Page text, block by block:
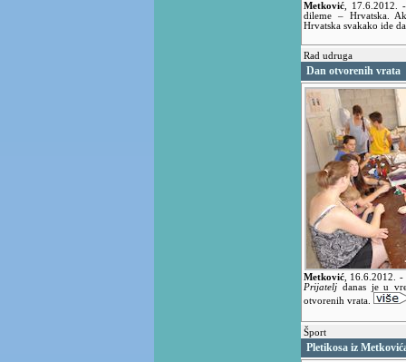
Metković 17.6.2012.
dileme – Hrvatska.
Hrvatska svakako ide
Rad udruga
Dan otvorenih vrata
Metković 16.6.2012. -
Prijatelj danas je u
otvorenih vrata.
Šport
Pletikosa iz